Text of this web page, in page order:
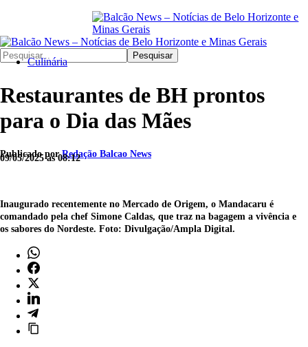
Pesquisar
Culinária
Restaurantes de BH prontos
para o Dia das Mães
Publicado porRedação Balcao News
09/05/2025 às 08:12
Inaugurado recentemente no Mercado de Origem, o Mandacaru é
comandado pela chef Simone Caldas, que traz na bagagem a vivência e
os sabores do Nordeste. Foto: Divulgação/Ampla Digital.